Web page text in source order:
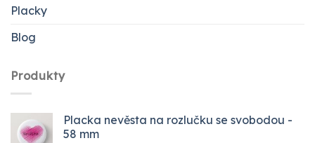
Placky
Blog
Produkty
Placka nevěsta na rozlučku se svobodou -
58 mm